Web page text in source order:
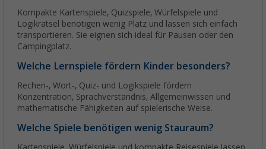
Kompakte Kartenspiele, Quizspiele, Würfelspiele und
Logikrätsel benötigen wenig Platz und lassen sich einfach
transportieren. Sie eignen sich ideal für Pausen oder den
Campingplatz.
Welche Lernspiele fördern Kinder besonders?
Rechen-, Wort-, Quiz- und Logikspiele fördern
Konzentration, Sprachverständnis, Allgemeinwissen und
mathematische Fähigkeiten auf spielerische Weise.
Welche Spiele benötigen wenig Stauraum?
Kartenspiele, Würfelspiele und kompakte Reisespiele lassen